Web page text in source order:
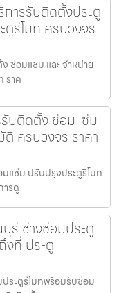
ารรับติดตั้งประตู
ตูรีโมท ครบวงจร
ซ่อมแซม และ จำหน่าย
ราค
บติดตั้ง ซ่อมแซ่ม
ครบวงจร ราคา
แซ่ม ปรับปรุงประตูรีโมท
รดู
รี ช่างซ่อมประตู
งที่ ประตู
ระตูรีโมทพร้อมรับซ่อม